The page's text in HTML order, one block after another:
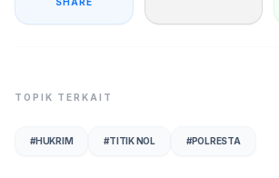
TOPIK TERKAIT
#HUKRIM #TITIK NOL #POLRESTA